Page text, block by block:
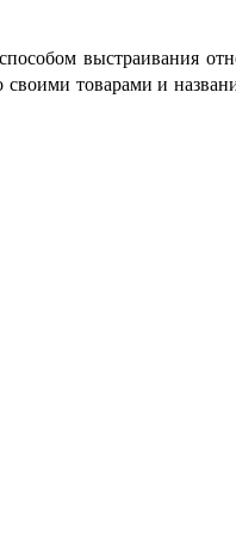
выстраивания
товарами и